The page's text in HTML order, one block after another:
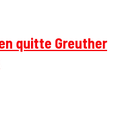
quitte Greuther